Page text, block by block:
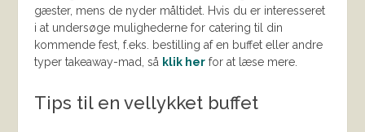
gæster, mens de nyder måltidet. Hvis du er interesseret
i at undersøge mulighederne for catering til din
kommende fest, f.eks. bestilling af en buffet eller andre
typer takeaway-mad, så klik her for at læse mere.
Tips til en vellykket buffet